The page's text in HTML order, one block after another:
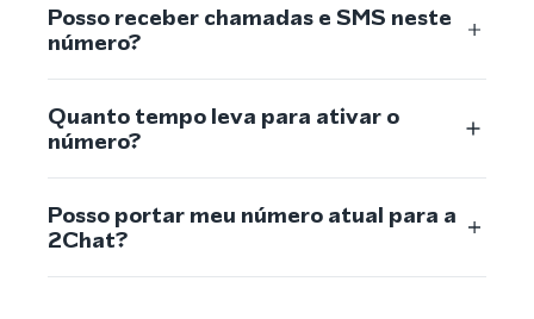
Posso receber chamadas e SMS neste
número?
Quanto tempo leva para ativar o
número?
Posso portar meu número atual para a
2Chat?